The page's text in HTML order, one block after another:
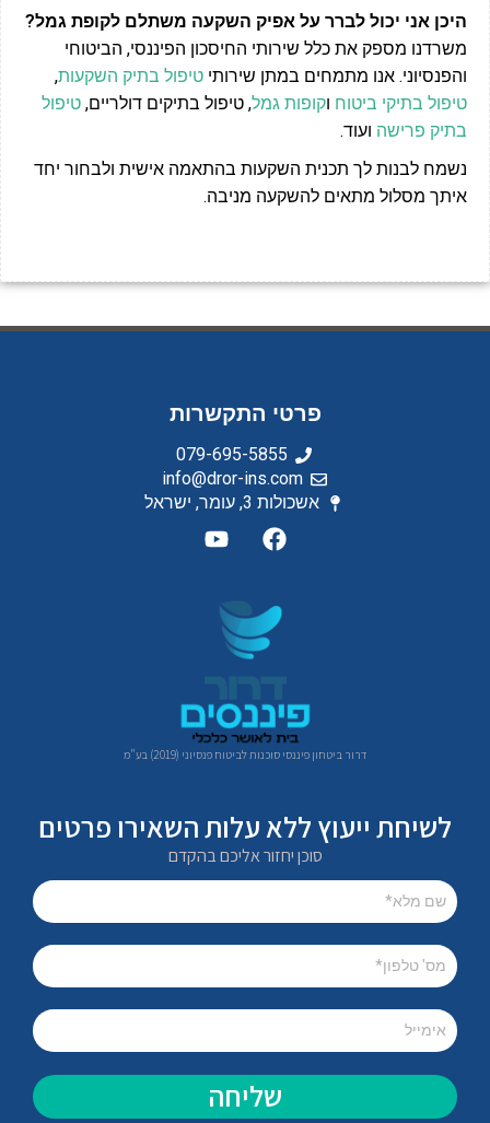
היכן אני יכול לברר על אפיק השקעה משתלם לקופת גמל?
משרדנו מספק את כלל שירותי החיסכון הפיננסי, הביטוחי
והפנסיוני. אנו מתמחים במתן שירותי טיפול בתיק השקעות,
טיפול בתיקי ביטוח וקופות גמל, טיפול בתיקים דולריים, טיפול
בתיק פרישה ועוד.
נשמח לבנות לך תכנית השקעות בהתאמה אישית ולבחור יחד
איתך מסלול מתאים להשקעה מניבה.
פרטי התקשרות
079-695-5855⁩
info@dror-ins.com
אשכולות 3, עומר, ישראל
דרור ביטחון פיננסי סוכנות לביטוח פנסיוני (2019) בע"מ
לשיחת ייעוץ ללא עלות השאירו פרטים
סוכן יחזור אליכם בהקדם
שליחה